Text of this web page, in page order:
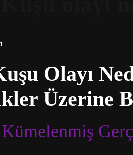
Olayı
Üzerine